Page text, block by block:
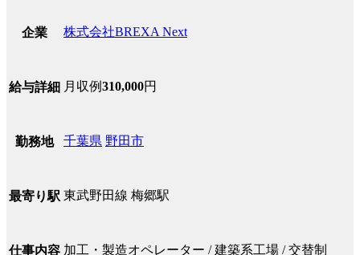
企業 株式会社BREXA Next
給与詳細 月収例310,000円
勤務地 千葉県 野田市
最寄り駅 東武野田線 梅郷駅
仕事内容 加工・製造オペレーター / 建築系工場 / 交替制